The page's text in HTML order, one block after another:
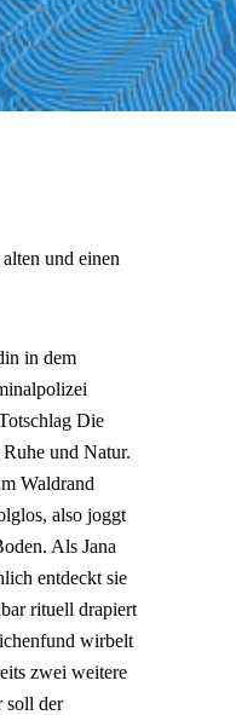
und einen
in dem
Die
und Natur.
Waldrand
also joggt
Als Jana
entdeckt sie
rituell drapiert
wirbelt
zwei weitere
soll der